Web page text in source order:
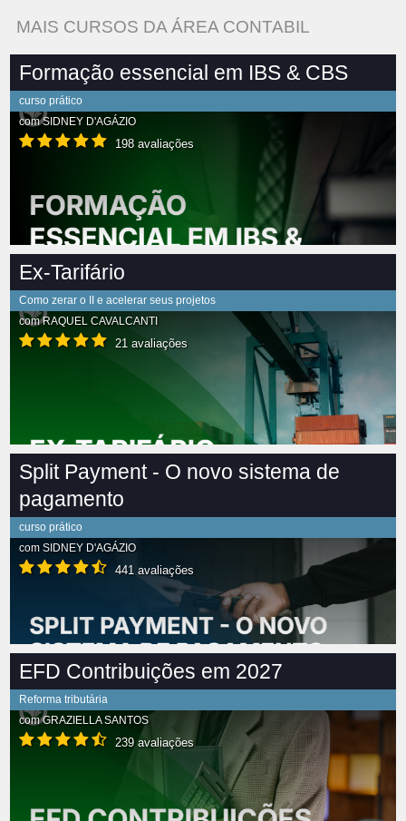
MAIS CURSOS DA ÁREA CONTABIL
Formação essencial em IBS & CBS
curso prático
comSIDNEY D'AGÁZIO
198 avaliações
Ex-Tarifário
Como zerar o II e acelerar seus projetos
comRAQUEL CAVALCANTI
21 avaliações
Split Payment - O novo sistema de
pagamento
curso prático
com SIDNEY D'AGÁZIO
441 avaliações
EFD Contribuições em 2027
Reforma tributária
comGRAZIELLA SANTOS
239 avaliações